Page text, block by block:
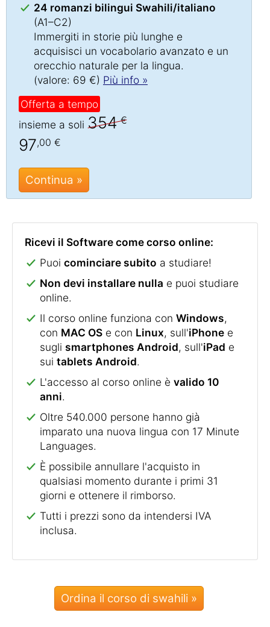
24 romanzi bilingui Swahili/italiano
(A1–C2)
Immergiti in storie più lunghe e
acquisisci un vocabolario avanzato e un
orecchio naturale per la lingua.
(valore: 69 €) Più info »
Offerta a tempo
insieme a soli 354€
97,00 €
Continua »
Ricevi il Software come corso online:
Puoi cominciare subito a studiare!
Non devi installare nulla e puoi studiare
online.
Il corso online funziona con Windows,
con MAC OS e con Linux, sull'iPhone e
sugli smartphones Android, sull'iPad e
sui tablets Android.
L'accesso al corso online è valido 10
anni.
Oltre 540.000 persone hanno già
imparato una nuova lingua con 17 Minute
Languages.
È possibile annullare l'acquisto in
qualsiasi momento durante i primi 31
giorni e ottenere il rimborso.
Tutti i prezzi sono da intendersi IVA
inclusa.
Ordina il corso di swahili »